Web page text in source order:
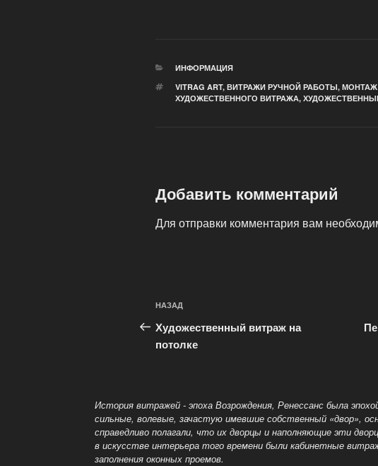
РУБРИКИ
ИНФОРМАЦИЯ
МЕТКИ
VITRAG ART, ВИТРАЖИ РУЧНОЙ РАБОТЫ, МОНТАЖ
ХУДОЖЕСТВЕННОГО ВИТРАЖА,
Добавить комментарий
Для отправки комментария вам
Навигация
по
записям
Предыдущая
запись:
НАЗАД
Художественный витраж на
потолке
История витражей - эпоха Возрождения, Ренессанс была
сильные, волевые, зачастую имевшие собственный «двор»,
справедливо полагали, что их дворцы и наполняющие эти
в искусстве интерьера того времени были кабинетные
заполнения оконных проемов.